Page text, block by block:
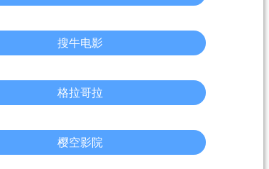
搜牛电影
格拉哥拉
樱空影院